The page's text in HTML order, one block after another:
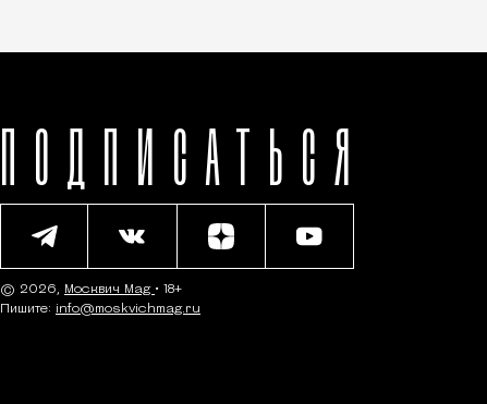
ПОДПИСАТЬСЯ
© 2026, Москвич Mag • 18+
Пишите: info@moskvichmag.ru